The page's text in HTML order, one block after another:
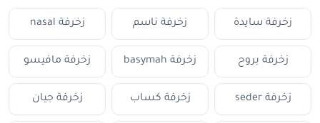
زخرفة سايدة زخرفة ناسم زخرفة nasal
زخرفة بروح زخرفة basymah زخرفة مافيسو
زخرفة seder زخرفة كساب زخرفة جيان